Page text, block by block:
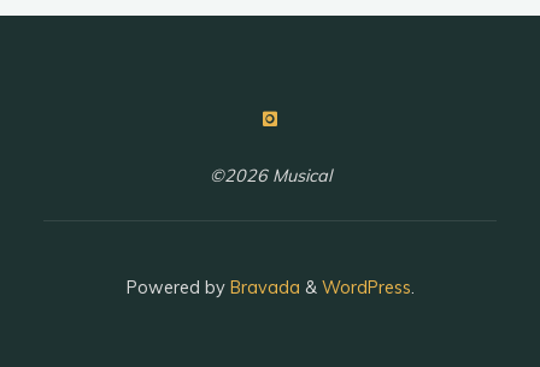
©2026 Musical
Powered byBravada & WordPress.